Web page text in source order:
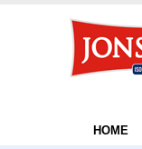
HOME